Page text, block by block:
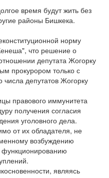
время будут жить без
районы Бишкека.
норму
что решение о
депутата Жогорку
прокурором только с
числа депутатов Жогорку
правового иммунитета
получения согласия
уголовного дела.
от их обладателя, не
возбуждению
функционированию
являясь